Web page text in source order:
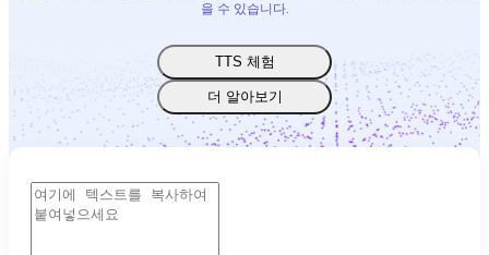
을 수 있습니다.
TTS 체험
더 알아보기